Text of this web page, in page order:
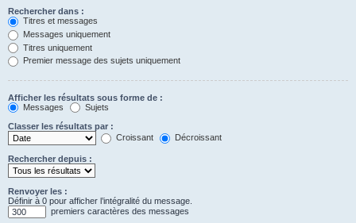
Rechercher dans :
Titres et messages
Messages uniquement
Titres uniquement
Premier message des sujets uniquement
Afficher les résultats sous forme de :
Messages
Sujets
Classer les résultats par :
Croissant
Décroissant
Rechercher depuis :
Renvoyer les :
Définir à 0 pour afficher l’intégralité du message.
premiers caractères des messages